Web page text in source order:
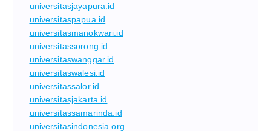
universitasjayapura.id
universitaspapua.id
universitasmanokwari.id
universitassorong.id
universitaswanggar.id
universitaswalesi.id
universitassalor.id
universitasjakarta.id
universitassamarinda.id
universitasindonesia.org